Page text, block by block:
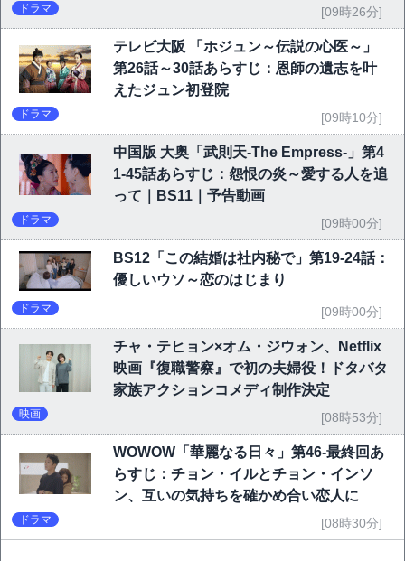
ドラマ [09時26分]
テレビ大阪 「ホジュン～伝説の心医～」
第26話～30話あらすじ：恩師の遺志を叶
えたジュン初登院
ドラマ [09時10分]
中国版 大奥「武則天-The Empress-」第4
1-45話あらすじ：怨恨の炎～愛する人を追
って｜BS11｜予告動画
ドラマ [09時00分]
BS12「この結婚は社内秘で」第19-24話：
優しいウソ～恋のはじまり
ドラマ [09時00分]
チャ・テヒョン×オム・ジウォン、Netflix
映画『復職警察』で初の夫婦役！ドタバタ
家族アクションコメディ制作決定
映画 [08時53分]
WOWOW「華麗なる日々」第46-最終回あ
らすじ：チョン・イルとチョン・インソ
ン、互いの気持ちを確かめ合い恋人に
ドラマ [08時30分]